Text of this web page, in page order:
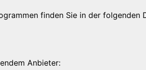
finden Sie in der folgenden
Anbieter: